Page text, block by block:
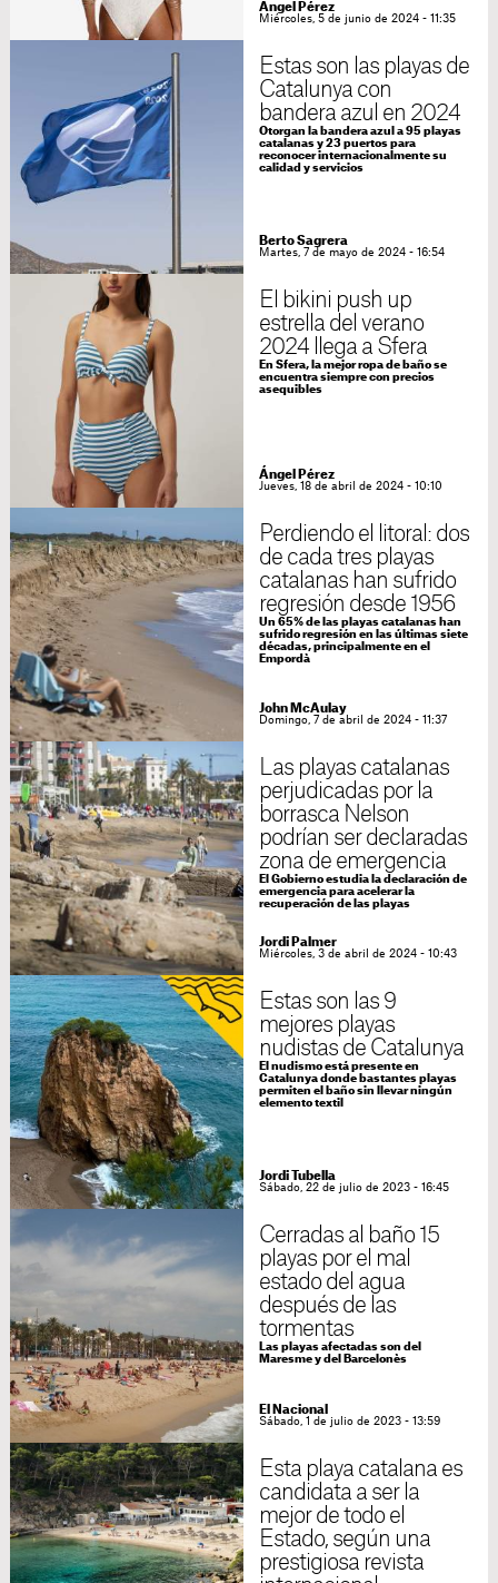
Ángel Pérez
Miércoles, 5 de junio de 2024 - 11:35
Estas son las playas de
Catalunya con
bandera azul en 2024
Otorgan la bandera azul a 95 playas
catalanas y 23 puertos para
reconocer internacionalmente su
calidad y servicios
Berto Sagrera
Martes, 7 de mayo de 2024 - 16:54
El bikini push up
estrella del verano
2024 llega a Sfera
En Sfera, la mejor ropa de baño se
encuentra siempre con precios
asequibles
Ángel Pérez
Jueves, 18 de abril de 2024 - 10:10
Perdiendo el litoral: dos
de cada tres playas
catalanas han sufrido
regresión desde 1956
Un 65% de las playas catalanas han
sufrido regresión en las últimas siete
décadas, principalmente en el
Empordà
John McAulay
Domingo, 7 de abril de 2024 - 11:37
Las playas catalanas
perjudicadas por la
borrasca Nelson
podrían ser declaradas
zona de emergencia
El Gobierno estudia la declaración de
emergencia para acelerar la
recuperación de las playas
Jordi Palmer
Miércoles, 3 de abril de 2024 - 10:43
Estas son las 9
mejores playas
nudistas de Catalunya
El nudismo está presente en
Catalunya donde bastantes playas
permiten el baño sin llevar ningún
elemento textil
Jordi Tubella
Sábado, 22 de julio de 2023 - 16:45
Cerradas al baño 15
playas por el mal
estado del agua
después de las
tormentas
Las playas afectadas son del
Maresme y del Barcelonès
El Nacional
Sábado, 1 de julio de 2023 - 13:59
Esta playa catalana es
candidata a ser la
mejor de todo el
Estado, según una
prestigiosa revista